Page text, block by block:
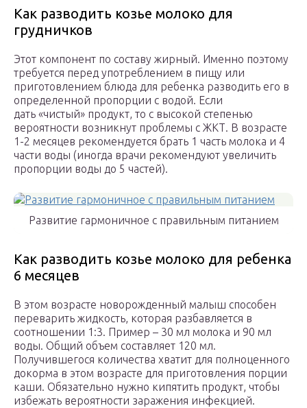
Как разводить козье молоко для
грудничков
Этот компонент по составу жирный. Именно поэтому
требуется перед употреблением в пищу или
приготовлением блюда для ребенка разводить его в
определенной пропорции с водой. Если
дать «чистый» продукт, то с высокой степенью
вероятности возникнут проблемы с ЖКТ. В возрасте
1-2 месяцев рекомендуется брать 1 часть молока и 4
части воды (иногда врачи рекомендуют увеличить
пропорции воды до 5 частей).
Развитие гармоничное с правильным питанием
Как разводить козье молоко для ребенка
6 месяцев
В этом возрасте новорожденный малыш способен
переварить жидкость, которая разбавляется в
соотношении 1:3. Пример – 30 мл молока и 90 мл
воды. Общий объем составляет 120 мл.
Получившегося количества хватит для полноценного
докорма в этом возрасте для приготовления порции
каши. Обязательно нужно кипятить продукт, чтобы
избежать вероятности заражения инфекцией.